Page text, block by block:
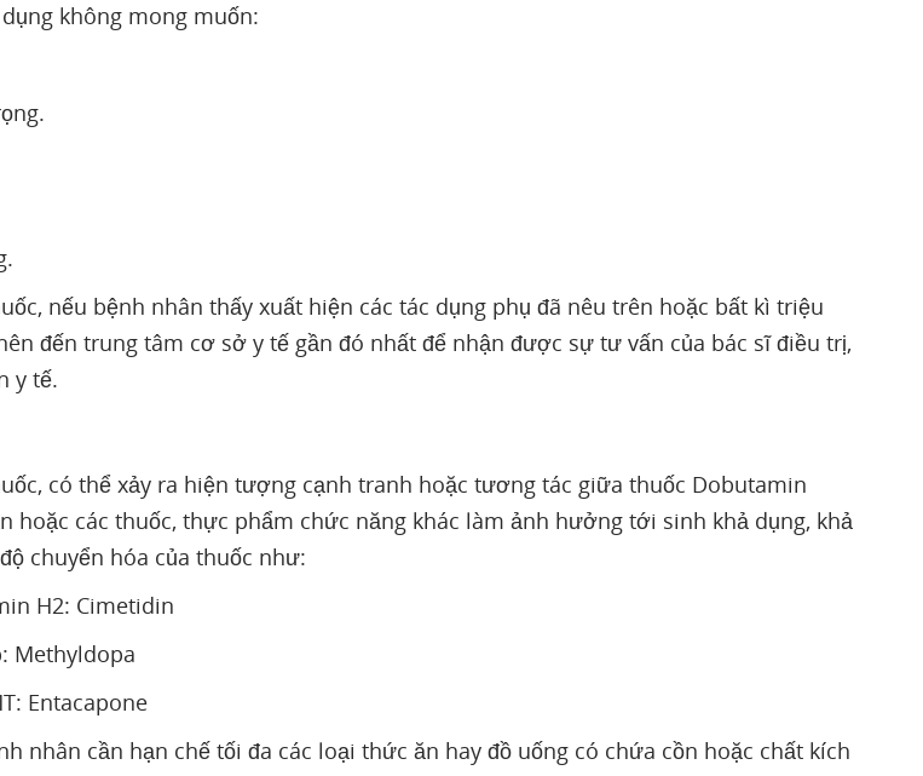
không mong muốn:
nếu bệnh nhân thấy xuất hiện các tác dụng phụ đã nêu trên hoặc bất kì triệu
đến trung tâm cơ sở y tế gần đó nhất để nhận được sự tư vấn của bác sĩ điều trị,
y tế.
có thể xảy ra hiện tượng cạnh tranh hoặc tương tác giữa thuốc Dobutamin
hoặc các thuốc, thực phẩm chức năng khác làm ảnh hưởng tới sinh khả dụng, khả
chuyển hóa của thuốc như:
H2: Cimetidin
Methyldopa
Entacapone
nhân cần hạn chế tối đa các loại thức ăn hay đồ uống có chứa cồn hoặc chất kích